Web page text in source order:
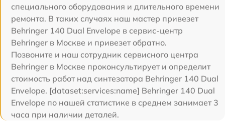
специального оборудования и длительного времени
ремонта. В таких случаях наш мастер привезет
Behringer 140 Dual Envelope в сервис-центр
Behringer в Москве и привезет обратно.
Позвоните и наш сотрудник сервисного центра
Behringer в Москве проконсультирует и определит
стоимость работ над синтезатора Behringer 140 Dual
Envelope. [dataset:services:name] Behringer 140 Dual
Envelope по нашей статистике в среднем занимает 3
часа при наличии деталей.